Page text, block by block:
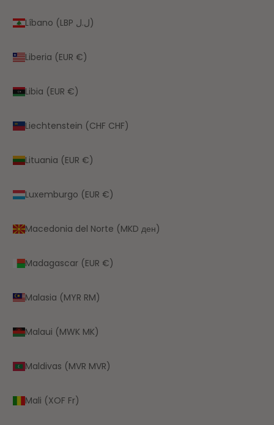
Líbano (LBP ل.ل)
Liberia (EUR €)
Libia (EUR €)
Liechtenstein (CHF CHF)
Lituania (EUR €)
Luxemburgo (EUR €)
Macedonia del Norte (MKD ден)
Madagascar (EUR €)
Malasia (MYR RM)
Malaui (MWK MK)
Maldivas (MVR MVR)
Mali (XOF Fr)